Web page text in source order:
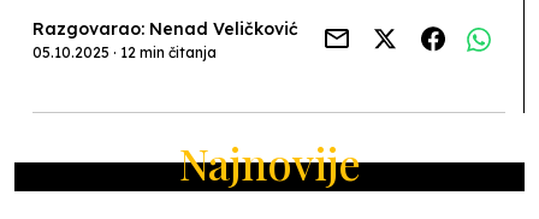
Razgovarao: Nenad Veličković
05.10.2025 · 12 min čitanja
Najnovije